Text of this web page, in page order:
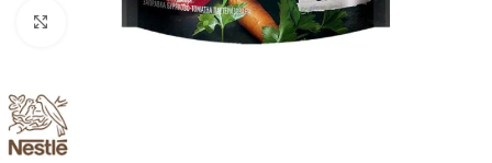
Kliknij, aby powiększyć